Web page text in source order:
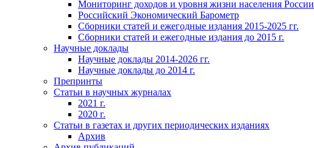
Мониторинг доходов и уровня жизни населения России
Российский Экономический Барометр
Сборники статей и ежегодные издания 2015-2025 гг.
Сборники статей и ежегодные издания до 2015 г.
Научные доклады
Научные доклады 2014-2026 гг.
Научные доклады до 2014 г.
Препринты
Статьи в научных журналах
2021 г.
2020 г.
Статьи в газетах и других периодических изданиях
Архив